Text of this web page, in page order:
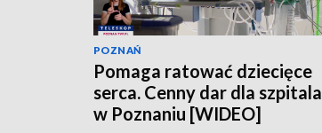
POZNAŃ
Pomaga ratować dziecięce
serca. Cenny dar dla szpitala
w Poznaniu [WIDEO]